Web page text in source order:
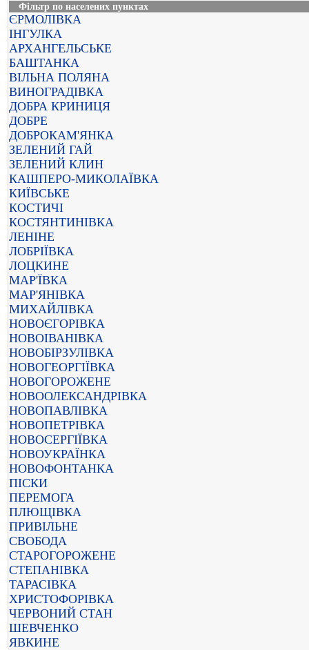
Фільтр по населених пунктах
ЄРМОЛІВКА
ІНГУЛКА
АРХАНГЕЛЬСЬКЕ
БАШТАНКА
ВІЛЬНА ПОЛЯНА
ВИНОГРАДІВКА
ДОБРА КРИНИЦЯ
ДОБРЕ
ДОБРОКАМ'ЯНКА
ЗЕЛЕНИЙ ГАЙ
ЗЕЛЕНИЙ КЛИН
КАШПЕРО-МИКОЛАЇВКА
КИЇВСЬКЕ
КОСТИЧІ
КОСТЯНТИНІВКА
ЛЕНІНЕ
ЛОБРІЇВКА
ЛОЦКИНЕ
МАР'ЇВКА
МАР'ЯНІВКА
МИХАЙЛІВКА
НОВОЄГОРІВКА
НОВОІВАНІВКА
НОВОБІРЗУЛІВКА
НОВОГЕОРГІЇВКА
НОВОГОРОЖЕНЕ
НОВООЛЕКСАНДРІВКА
НОВОПАВЛІВКА
НОВОПЕТРІВКА
НОВОСЕРГІЇВКА
НОВОУКРАЇНКА
НОВОФОНТАНКА
ПІСКИ
ПЕРЕМОГА
ПЛЮЩІВКА
ПРИВІЛЬНЕ
СВОБОДА
СТАРОГОРОЖЕНЕ
СТЕПАНІВКА
ТАРАСІВКА
ХРИСТОФОРІВКА
ЧЕРВОНИЙ СТАН
ШЕВЧЕНКО
ЯВКИНЕ